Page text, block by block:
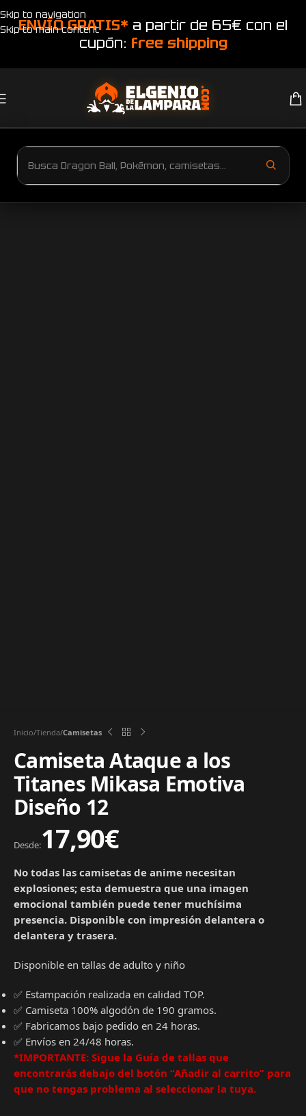
Skip to navigation
Skip to main content
ENVÍO GRATIS* a partir de 65€ con el
cupón: free shipping
Inicio Tienda Camisetas
Camiseta Ataque a los
Titanes Mikasa Emotiva
Diseño 12
Desde:17,90€
No todas las camisetas de anime necesitan
explosiones; esta demuestra que una imagen
emocional también puede tener muchísima
presencia. Disponible con impresión delantera o
delantera y trasera.
Disponible en tallas de adulto y niño
✅ Estampación realizada en calidad TOP.
✅ Camiseta 100% algodón de 190 gramos.
✅ Fabricamos bajo pedido en 24 horas.
✅ Envíos en 24/48 horas.
*IMPORTANTE: Sigue la Guía de tallas que
encontrarás debajo del botón “Añadir al carrito” para
que no tengas problema al seleccionar la tuya.